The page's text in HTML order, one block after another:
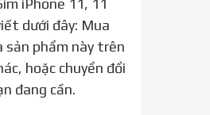
iPhone 11, 11
dưới đây: Mua
sản phẩm này trên
hoặc chuyển đổi
đang cần.